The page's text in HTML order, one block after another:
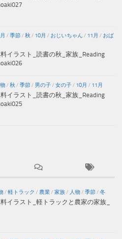
/ 季節/ 秋 / 10月 / おじいちゃん / 11月 / おば
イラスト_読書の秋_家族_Reading
/ 秋 / 季節/ 男の子/ 女の子/ 10月 / 11月
イラスト_読書の秋_家族_Reading
/ 軽トラック / 農業/ 家族/ 人物/ 季節/ 冬
イラスト_軽トラックと農家の家族_